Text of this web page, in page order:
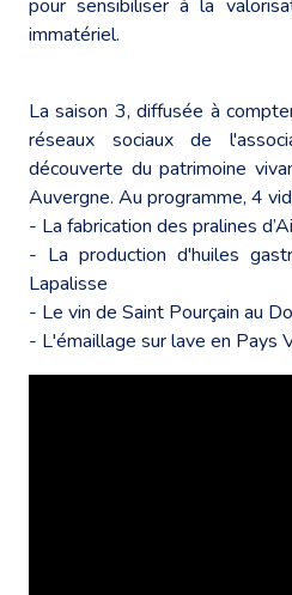
pour sensibiliser à la
immatériel.
La saison 3, diffusée à
réseaux sociaux de
découverte du patrimoine
Auvergne. Au programme, 4
- La fabrication des pralines
- La production d'huiles
Lapalisse
- Le vin de Saint Pourçain au
- L'émaillage sur lave en Pays